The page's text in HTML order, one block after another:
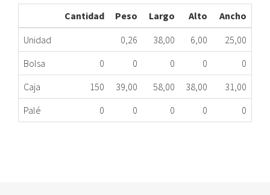
Cantidad Peso Largo Alto
Ancho
Unidad
0,26 38,00 6,00
25,00
Bolsa
0 0 0 0
0
Caja
150 39,00 58,00 38,00
31,00
Palé
0 0 0 0 0